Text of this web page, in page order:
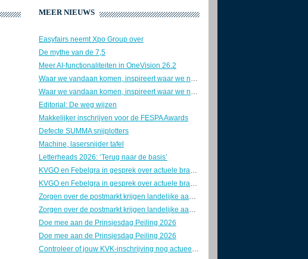
MEER NIEUWS
Easyfairs neemt Xpo Group over
De mythe van de 7,5
Meer AI-functionaliteiten in OneVision 26.2
Waar we vandaan komen, inspireert waar we naartoe gaan
Waar we vandaan komen, inspireert waar we naartoe gaan
Editorial: De weg wijzen
Makkelijker inschrijven voor de FESPA Awards
Defecte SUMMA snijplotters
Machine, lasersnijder tafel
Letterheads 2026: ‘Terug naar de basis’
KVGO en Febelgra in gesprek over actuele brancheontwikkelingen
KVGO en Febelgra in gesprek over actuele brancheontwikkelingen
Zorgen over de postmarkt krijgen landelijke aandacht
Zorgen over de postmarkt krijgen landelijke aandacht
Doe mee aan de Prinsjesdag Peiling 2026
Doe mee aan de Prinsjesdag Peiling 2026
Controleer of jouw KVK-inschrijving nog actueel is